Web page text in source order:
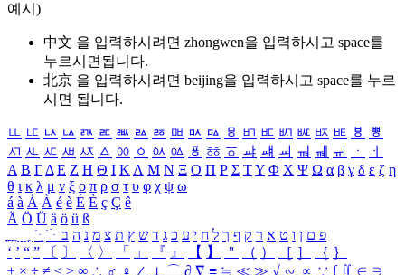
예시)
中文 을 입력하시려면 zhongwen을 입력하시고 space를
누르시면됩니다.
北京 을 입력하시려면 beijing을 입력하시고 space를 누르
시면 됩니다.
ㅥ ㅦ ㅧ ㅨ ㅩ ㅪ ㅫ ㅬ ㅭ ㅮ ㅯ ㅰ ㅱ ㅲ ㅳ ㅴ ㅵ ㅶ ㅷ ㅸ
ㅹ
ㅺ ㅻ ㅼ ㅽ ㅾ ㅿ ㆀ ㆁ ㆂ ㆃ ㆄ ㆅ ㆆ ㆇ ㆈ ㆉ ㆊ ㆋ ㆌ ㆍ
ㆎ
Α Β ΓΔ Ε Ζ Η Θ Ι ΚΛ Μ Ν Ξ Ο Π Ρ Σ ΤΥ Φ Χ Ψ Ω α β γ δ ε ζ η
θ ι κ λ μ ν ξ ο π ρ σ τ υ φ χ ψ ω
á à Á À é è É È ç Ç ê
Ä Ö Ü ä ö ü ß
ִֶֹ ֻּ ׁׂ פ ם ן ו ט א ר ק ף ך ל ח י ע כ ג ד ש ץ ת צ מ נ ה ב
‘ ’ “ ” 〔 〕 〈 〉 「 」 『 』 【 】 ＂ （ ） ［ ］ ｛ ｝
± × ÷ ≠ ≤ ≥ ∞ ∴ ♂ ♀ ∠ ⊥ ⌒ ∂ ∇ ≡ ≒ ≪ ≫ √ ∽ ∝ ∵ ∫ ∬ ∈ ∋